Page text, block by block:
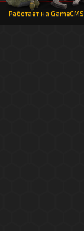
Работает на GameCMS